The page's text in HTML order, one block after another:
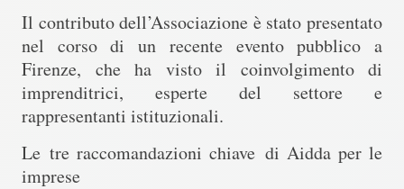
Il contributo dell’Associazione è stato presentato
nel corso di un recente evento pubblico a
Firenze, che ha visto il coinvolgimento di
imprenditrici, esperte del settore e
rappresentanti istituzionali.
Letre raccomandazioni chiave di Aidda per le
imprese